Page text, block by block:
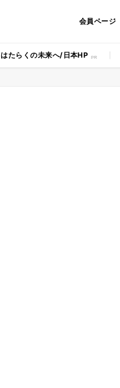
会員ページ
はたらくの未来へ/日本HP